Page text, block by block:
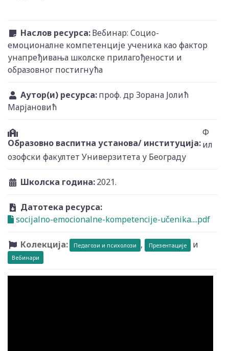
Наслов ресурса:Вебинар: Социо-
емоционалне компетенције ученика као фактор
унапређивања школске прилагођености и
образовног постигнућа
Аутор(и) ресурса:проф. др Зорана Јолић
Марјановић
Образовно васпитна установа/ институција:
Ф
ил
озофски факултет Универзитета у Београду
Школска година:2021.
Датотека ресурса:
socijalno-emocionalne-kompetencije-učenika....pdf
Колекција: Педагози и психолози , Презентације и
Вебинари